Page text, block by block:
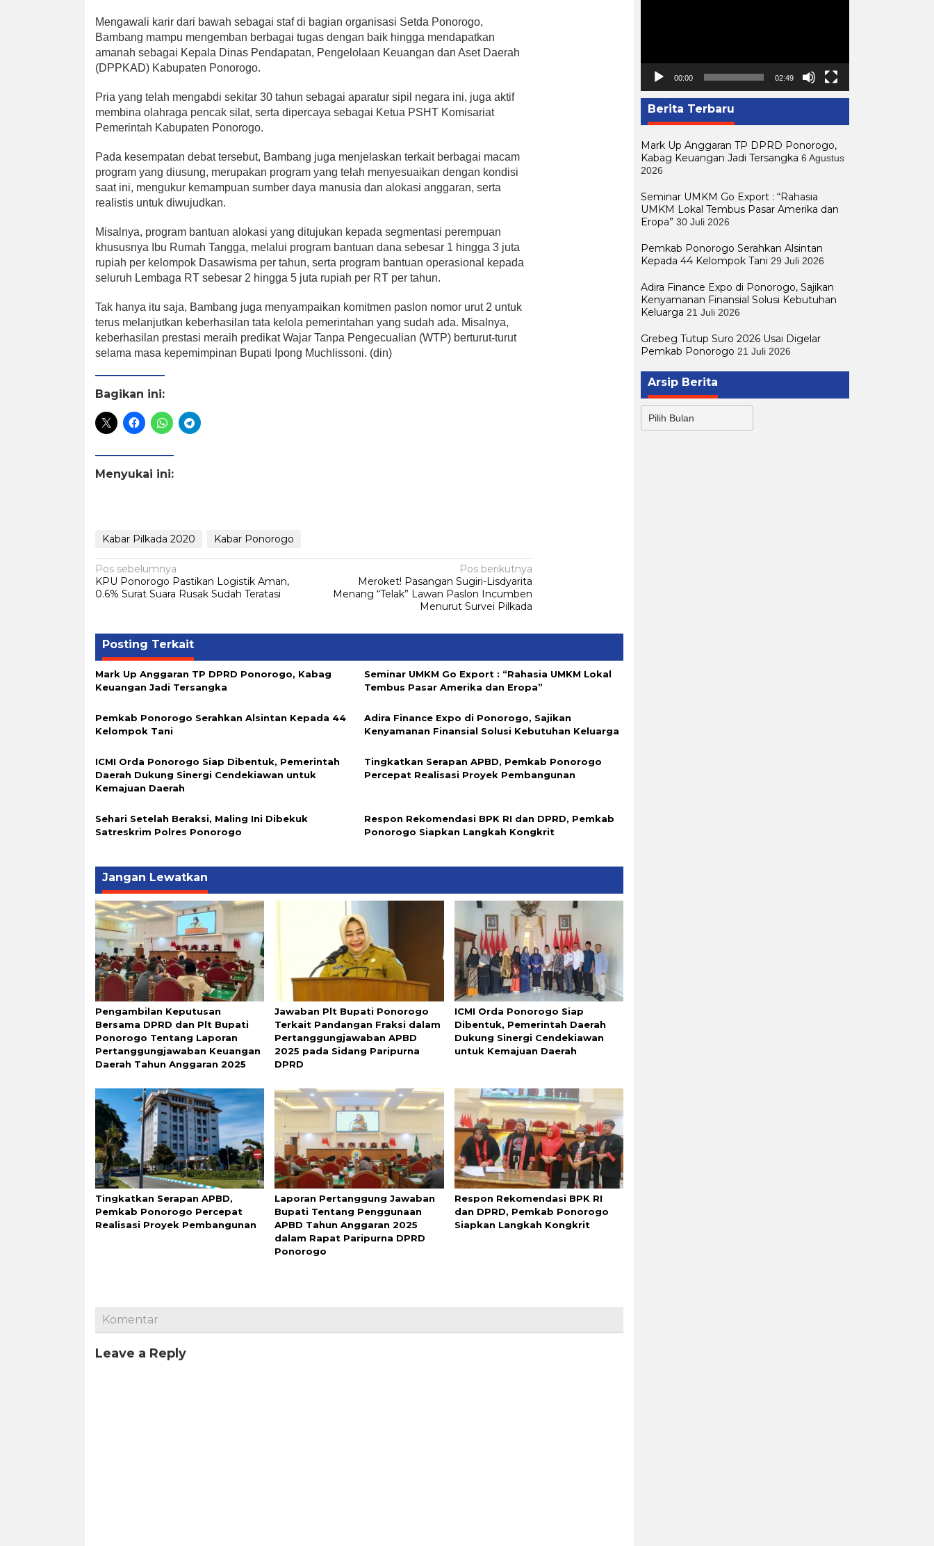
Mengawali karir dari bawah sebagai staf di bagian organisasi Setda Ponorogo,
Bambang mampu mengemban berbagai tugas dengan baik hingga mendapatkan
amanah sebagai Kepala Dinas Pendapatan, Pengelolaan Keuangan dan Aset Daerah
(DPPKAD) Kabupaten Ponorogo.
Pria yang telah mengabdi sekitar 30 tahun sebagai aparatur sipil negara ini, juga aktif
membina olahraga pencak silat, serta dipercaya sebagai Ketua PSHT Komisariat
Pemerintah Kabupaten Ponorogo.
Pada kesempatan debat tersebut, Bambang juga menjelaskan terkait berbagai macam
program yang diusung, merupakan program yang telah menyesuaikan dengan kondisi
saat ini, mengukur kemampuan sumber daya manusia dan alokasi anggaran, serta
realistis untuk diwujudkan.
Misalnya, program bantuan alokasi yang ditujukan kepada segmentasi perempuan
khususnya Ibu Rumah Tangga, melalui program bantuan dana sebesar 1 hingga 3 juta
rupiah per kelompok Dasawisma per tahun, serta program bantuan operasional kepada
seluruh Lembaga RT sebesar 2 hingga 5 juta rupiah per RT per tahun.
Tak hanya itu saja, Bambang juga menyampaikan komitmen paslon nomor urut 2 untuk
terus melanjutkan keberhasilan tata kelola pemerintahan yang sudah ada. Misalnya,
keberhasilan prestasi meraih predikat Wajar Tanpa Pengecualian (WTP) berturut-turut
selama masa kepemimpinan Bupati Ipong Muchlissoni. (din)
Bagikan ini:
Menyukai ini:
Kabar Pilkada 2020 Kabar Ponorogo
Navigasi
pos
Pos sebelumnya
KPU Ponorogo Pastikan Logistik Aman,
0.6% Surat Suara Rusak Sudah Teratasi
Pos berikutnya
Meroket! Pasangan Sugiri-Lisdyarita
Menang “Telak” Lawan Paslon Incumben
Menurut Survei Pilkada
Posting Terkait
Mark Up Anggaran TP DPRD Ponorogo, Kabag
Keuangan Jadi Tersangka
Seminar UMKM Go Export : “Rahasia UMKM Lokal
Tembus Pasar Amerika dan Eropa”
Pemkab Ponorogo Serahkan Alsintan Kepada 44
Kelompok Tani
Adira Finance Expo di Ponorogo, Sajikan
Kenyamanan Finansial Solusi Kebutuhan Keluarga
ICMI Orda Ponorogo Siap Dibentuk, Pemerintah
Daerah Dukung Sinergi Cendekiawan untuk
Kemajuan Daerah
Tingkatkan Serapan APBD, Pemkab Ponorogo
Percepat Realisasi Proyek Pembangunan
Sehari Setelah Beraksi, Maling Ini Dibekuk
Satreskrim Polres Ponorogo
Respon Rekomendasi BPK RI dan DPRD, Pemkab
Ponorogo Siapkan Langkah Kongkrit
Jangan Lewatkan
Pengambilan Keputusan
Bersama DPRD dan Plt Bupati
Ponorogo Tentang Laporan
Pertanggungjawaban Keuangan
Daerah Tahun Anggaran 2025
Jawaban Plt Bupati Ponorogo
Terkait Pandangan Fraksi dalam
Pertanggungjawaban APBD
2025 pada Sidang Paripurna
DPRD
ICMI Orda Ponorogo Siap
Dibentuk, Pemerintah Daerah
Dukung Sinergi Cendekiawan
untuk Kemajuan Daerah
Tingkatkan Serapan APBD,
Pemkab Ponorogo Percepat
Realisasi Proyek Pembangunan
Laporan Pertanggung Jawaban
Bupati Tentang Penggunaan
APBD Tahun Anggaran 2025
dalam Rapat Paripurna DPRD
Ponorogo
Respon Rekomendasi BPK RI
dan DPRD, Pemkab Ponorogo
Siapkan Langkah Kongkrit
Komentar
Leave a Reply
00:00 02:49
Berita Terbaru
Mark Up Anggaran TP DPRD Ponorogo,
Kabag Keuangan Jadi Tersangka 6 Agustus
2026
Seminar UMKM Go Export : “Rahasia
UMKM Lokal Tembus Pasar Amerika dan
Eropa” 30 Juli 2026
Pemkab Ponorogo Serahkan Alsintan
Kepada 44 Kelompok Tani 29 Juli 2026
Adira Finance Expo di Ponorogo, Sajikan
Kenyamanan Finansial Solusi Kebutuhan
Keluarga 21 Juli 2026
Grebeg Tutup Suro 2026 Usai Digelar
Pemkab Ponorogo 21 Juli 2026
Arsip Berita
Berita